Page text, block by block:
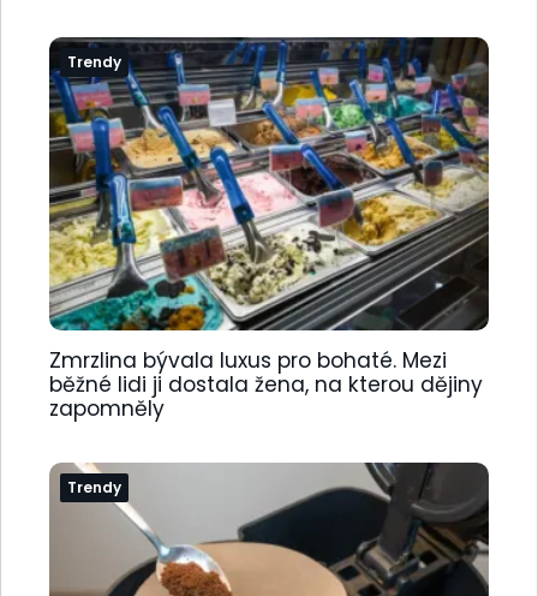
Trendy
Zmrzlina bývala luxus pro bohaté. Mezi
běžné lidi ji dostala žena, na kterou dějiny
zapomněly
Trendy